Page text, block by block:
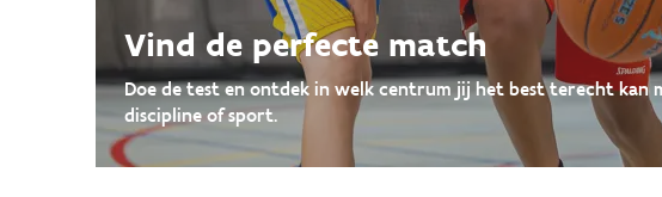
Vind de perfecte match
Doe de test en ontdek in welk centrum jij het best terecht kan
discipline of sport.